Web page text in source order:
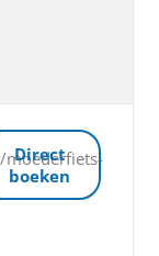
Direct
boeken